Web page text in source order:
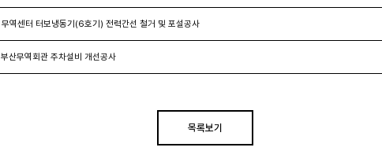
무역센터 터보냉동기(6호기) 전력간선 철거 및 포설공사
부산무역회관 주차설비 개선공사
목록보기